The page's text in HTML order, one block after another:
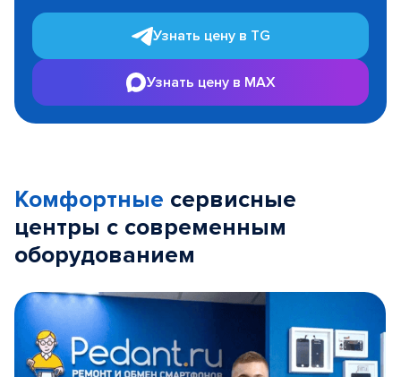
Узнать цену в TG
Узнать цену в MAX
Комфортные сервисные
центры с современным
оборудованием